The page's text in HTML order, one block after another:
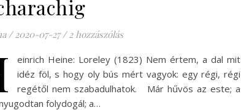
/ 2020-07-27 / 2 hozzászólás
einrich Heine: Loreley (1823) Nem értem, a dal mit
idéz föl, s hogy oly bús mért vagyok: egy régi, régi
regétől nem szabadulhatok. Már hűvös az este; a
folydogál; a…